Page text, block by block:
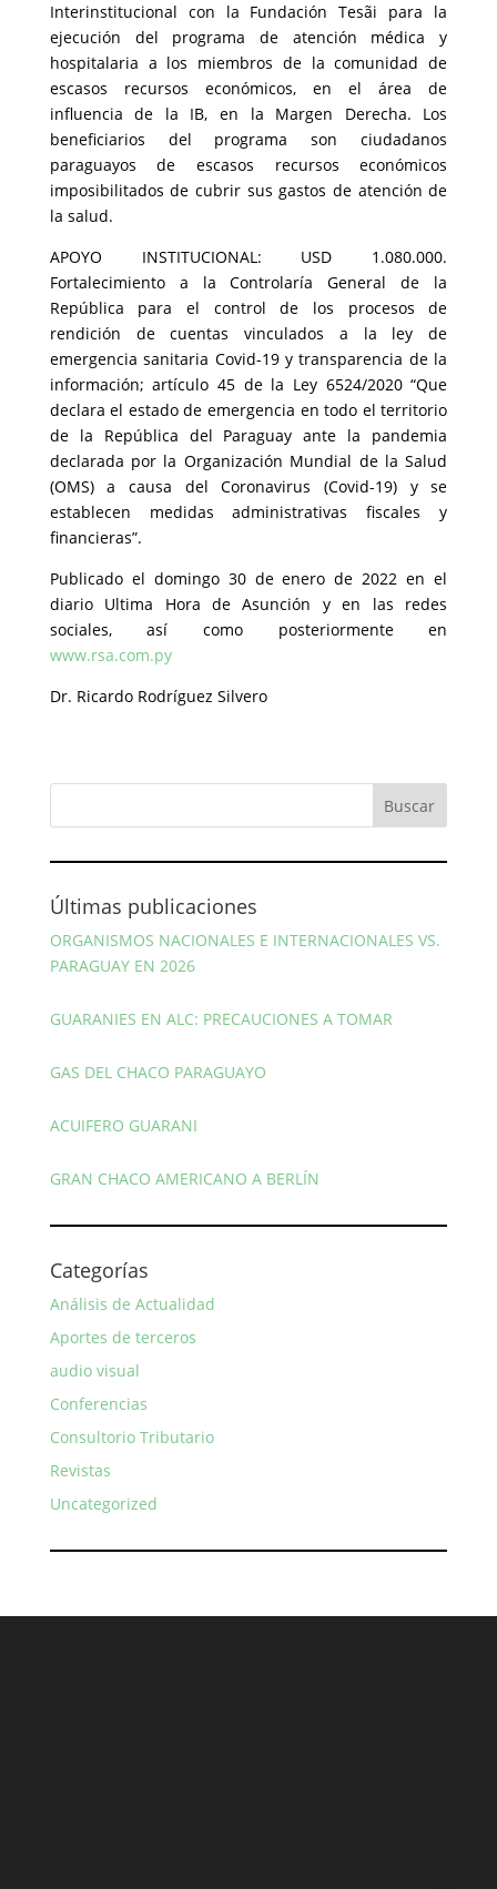
Interinstitucional con la Fundación Tesãi para la
ejecución del programa de atención médica y
hospitalaria a los miembros de la comunidad de
escasos recursos económicos, en el área de
influencia de la IB, en la Margen Derecha. Los
beneficiarios del programa son ciudadanos
paraguayos de escasos recursos económicos
imposibilitados de cubrir sus gastos de atención de
la salud.
APOYO INSTITUCIONAL: USD 1.080.000.
Fortalecimiento a la Controlaría General de la
República para el control de los procesos de
rendición de cuentas vinculados a la ley de
emergencia sanitaria Covid-19 y transparencia de la
información; artículo 45 de la Ley 6524/2020 “Que
declara el estado de emergencia en todo el territorio
de la República del Paraguay ante la pandemia
declarada por la Organización Mundial de la Salud
(OMS) a causa del Coronavirus (Covid-19) y se
establecen medidas administrativas fiscales y
financieras”.
Publicado el domingo 30 de enero de 2022 en el
diario Ultima Hora de Asunción y en las redes
sociales, así como posteriormente en
www.rsa.com.py
Dr. Ricardo Rodríguez Silvero
Últimas publicaciones
ORGANISMOS NACIONALES E INTERNACIONALES VS.
PARAGUAY EN 2026
GUARANIES EN ALC: PRECAUCIONES A TOMAR
GAS DEL CHACO PARAGUAYO
ACUIFERO GUARANI
GRAN CHACO AMERICANO A BERLÍN
Categorías
Análisis de Actualidad
Aportes de terceros
audio visual
Conferencias
Consultorio Tributario
Revistas
Uncategorized